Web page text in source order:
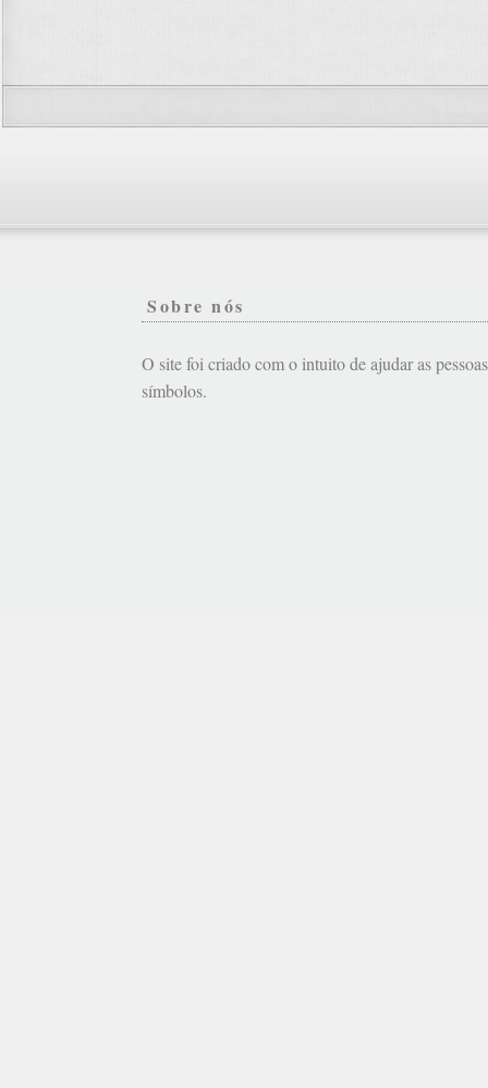
Sobre nós
O site foi criado com o intuito de ajudar as
símbolos.